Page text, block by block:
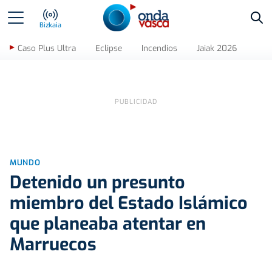
Bizkaia
Caso Plus Ultra Eclipse Incendios Jaiak 2026
MUNDO
Detenido un presunto
miembro del Estado Islámico
que planeaba atentar en
Marruecos